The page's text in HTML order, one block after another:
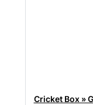
Cricket Box »